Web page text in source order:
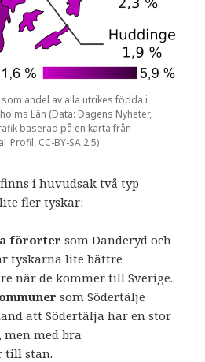
andel av alla utrikes födda i
Län (Data: Dagens Nyheter,
baserad på en karta från
CC-BY-SA 2.5)
i huvudsak två typ
fler tyskar:
förorter som Danderyd och
tyskarna lite bättre
när de kommer till Sverige.
som Södertälje
att Södertälja har en stor
men med bra
till stan.